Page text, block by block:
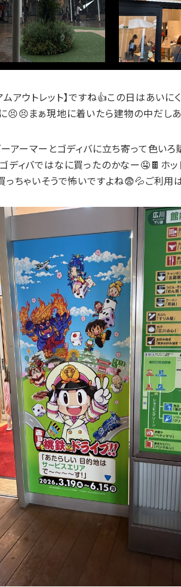
アウトレット】ですね👍この日はあい
まぁ現地に着いたら建物の中だし
アーマーとゴディバに立ち寄って色い
ディバではなに買ったのかなー🤤🍫ホ
ちゃいそうで怖いですよね😨💦ご利